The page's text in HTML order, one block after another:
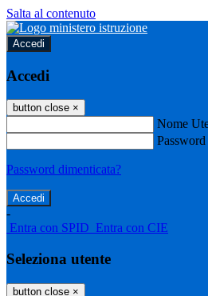
Salta al contenuto
Accedi
Accedi
button close ×
Nome
Password
Password dimenticata?
-
Entra con SPID Entra con CIE
Seleziona utente
button close ×